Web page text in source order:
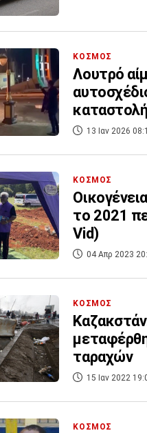
ΚΟΣΜΟΣ
Λουτρό
13 Ιαν 2026
ΚΟΣΜΟΣ
το 2021
Vid)
04 Απρ 2023
ΚΟΣΜΟΣ
ταραχών
15 Ιαν 2022
ΚΟΣΜΟΣ